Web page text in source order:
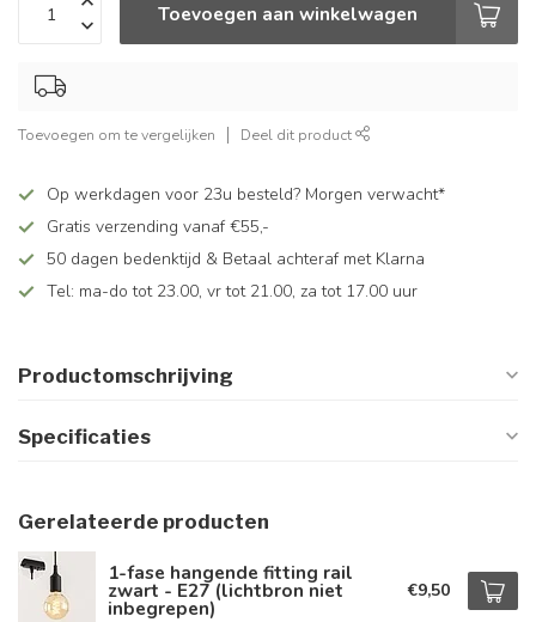
Toevoegen aan winkelwagen
Toevoegen om te vergelijken Deel dit product
Op werkdagen voor 23u besteld? Morgen verwacht*
Gratis verzending vanaf €55,-
50 dagen bedenktijd & Betaal achteraf met Klarna
Tel: ma-do tot 23.00, vr tot 21.00, za tot 17.00 uur
Productomschrijving
Specificaties
Gerelateerde producten
1-fase hangende fitting rail
zwart - E27 (lichtbron niet
inbegrepen)
€9,50